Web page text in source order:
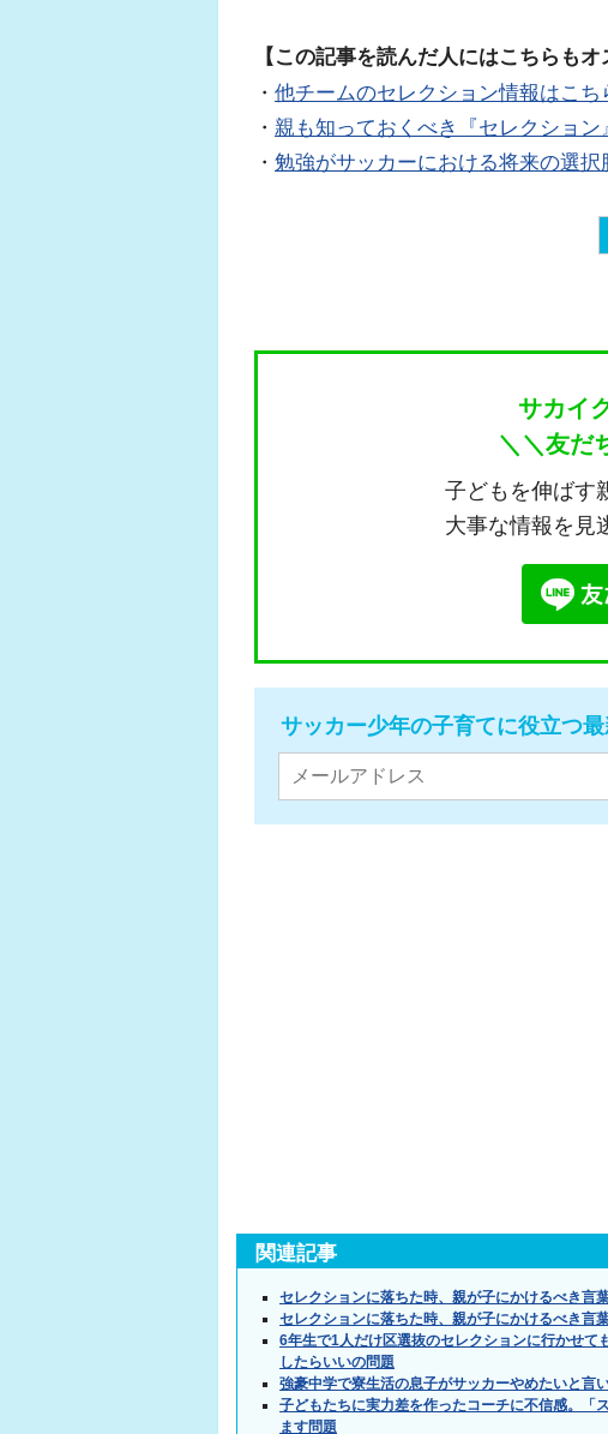
【この記事を読んだ人にはこちらもオ
・ 他チームのセレクション情報はこち
・ 親も知っておくべき『セレクション
・ 勉強がサッカーにおける将来の選択
サカイ
＼＼友だ
子どもを伸ばす
大事な情報を見
サッカー少年の子育てに役立つ
関連記事
セレクションに落ちた時、親が子にかけるべき
セレクションに落ちた時、親が子にかけるべき言
6年生で1人だけ区選抜のセレクションに行かせて
したらいいの問題
強豪中学で寮生活の息子がサッカーやめたいと言
子どもたちに実力差を作ったコーチに不信感。「
ます問題